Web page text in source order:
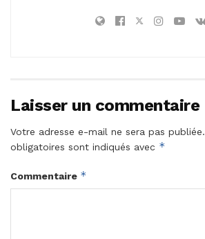
Laisser un commentaire
Votre adresse e-mail ne sera pas publiée.
obligatoires sont indiqués avec *
Commentaire *